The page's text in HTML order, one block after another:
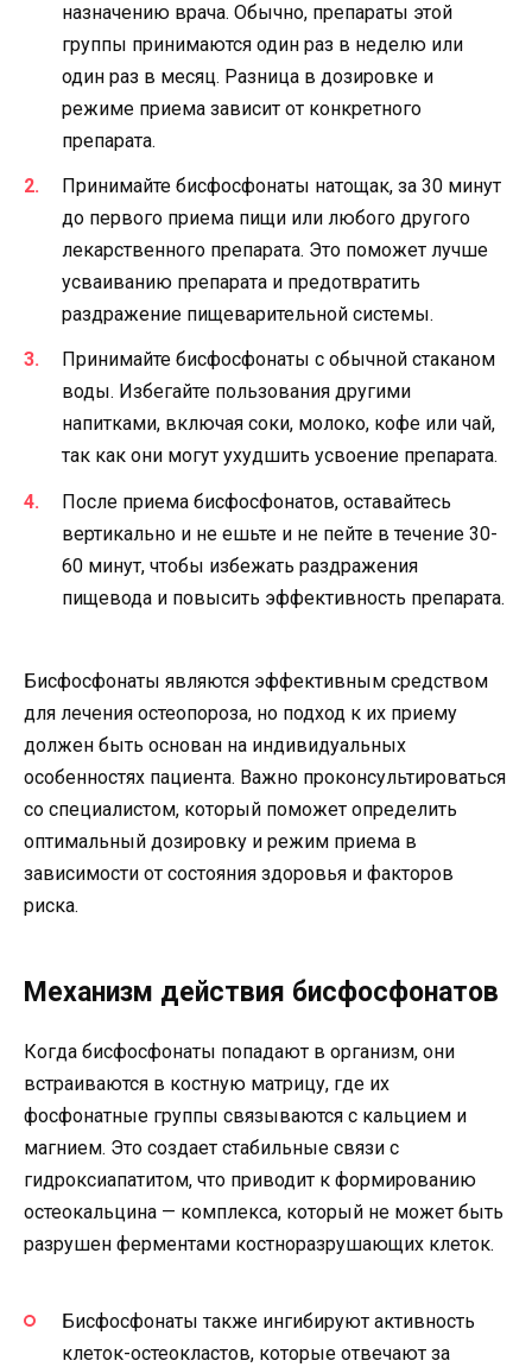
назначению врача. Обычно, препараты этой
группы принимаются один раз в неделю или
один раз в месяц. Разница в дозировке и
режиме приема зависит от конкретного
препарата.
Принимайте бисфосфонаты натощак, за 30 минут
до первого приема пищи или любого другого
лекарственного препарата. Это поможет лучше
усваиванию препарата и предотвратить
раздражение пищеварительной системы.
Принимайте бисфосфонаты с обычной стаканом
воды. Избегайте пользования другими
напитками, включая соки, молоко, кофе или чай,
так как они могут ухудшить усвоение препарата.
После приема бисфосфонатов, оставайтесь
вертикально и не ешьте и не пейте в течение 30-
60 минут, чтобы избежать раздражения
пищевода и повысить эффективность препарата.
Бисфосфонаты являются эффективным средством
для лечения остеопороза, но подход к их приему
должен быть основан на индивидуальных
особенностях пациента. Важно проконсультироваться
со специалистом, который поможет определить
оптимальный дозировку и режим приема в
зависимости от состояния здоровья и факторов
риска.
Механизм действия бисфосфонатов
Когда бисфосфонаты попадают в организм, они
встраиваются в костную матрицу, где их
фосфонатные группы связываются с кальцием и
магнием. Это создает стабильные связи с
гидроксиапатитом, что приводит к формированию
остеокальцина — комплекса, который не может быть
разрушен ферментами костноразрушающих клеток.
Бисфосфонаты также ингибируют активность
клеток-остеокластов, которые отвечают за